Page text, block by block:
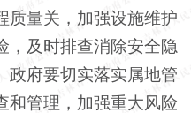
质量关，加强设施维护
，及时排查消除安全隐
政府要切实落实属地管
和管理，加强重大风险